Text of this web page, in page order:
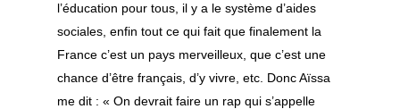
l’éducation pour tous, il y a le système d’aides
sociales, enfin tout ce qui fait que finalement la
France c’est un pays merveilleux, que c’est une
chance d’être français, d’y vivre, etc. Donc Aïssa
me dit : « On devrait faire un rap qui s’appelle